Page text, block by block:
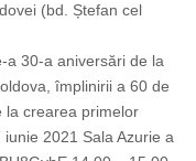
(bd. Ștefan cel
a 30-a aniversări de la
împlinirii a 60 de
la crearea primelor
2021 Sala Azurie a